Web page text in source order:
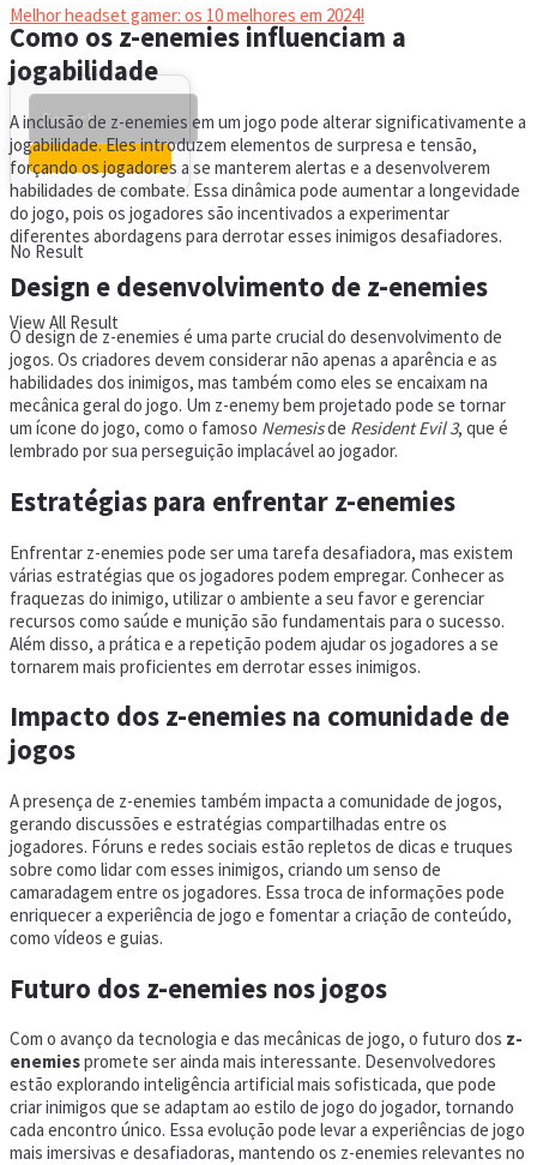
Melhor headset gamer: os 10 melhores em 2024!
No Result
View All Result
Como os z-enemies influenciam a
jogabilidade
A inclusão de z-enemies em um jogo pode alterar significativamente a
jogabilidade. Eles introduzem elementos de surpresa e tensão,
forçando os jogadores a se manterem alertas e a desenvolverem
habilidades de combate. Essa dinâmica pode aumentar a longevidade
do jogo, pois os jogadores são incentivados a experimentar
diferentes abordagens para derrotar esses inimigos desafiadores.
Design e desenvolvimento de z-enemies
O design de z-enemies é uma parte crucial do desenvolvimento de
jogos. Os criadores devem considerar não apenas a aparência e as
habilidades dos inimigos, mas também como eles se encaixam na
mecânica geral do jogo. Um z-enemy bem projetado pode se tornar
um ícone do jogo, como o famoso Nemesisde Resident Evil 3, que é
lembrado por sua perseguição implacável ao jogador.
Estratégias para enfrentar z-enemies
Enfrentar z-enemies pode ser uma tarefa desafiadora, mas existem
várias estratégias que os jogadores podem empregar. Conhecer as
fraquezas do inimigo, utilizar o ambiente a seu favor e gerenciar
recursos como saúde e munição são fundamentais para o sucesso.
Além disso, a prática e a repetição podem ajudar os jogadores a se
tornarem mais proficientes em derrotar esses inimigos.
Impacto dos z-enemies na comunidade de
jogos
A presença de z-enemies também impacta a comunidade de jogos,
gerando discussões e estratégias compartilhadas entre os
jogadores. Fóruns e redes sociais estão repletos de dicas e truques
sobre como lidar com esses inimigos, criando um senso de
camaradagem entre os jogadores. Essa troca de informações pode
enriquecer a experiência de jogo e fomentar a criação de conteúdo,
como vídeos e guias.
Futuro dos z-enemies nos jogos
Com o avanço da tecnologia e das mecânicas de jogo, o futuro dos z-
enemiespromete ser ainda mais interessante. Desenvolvedores
estão explorando inteligência artificial mais sofisticada, que pode
criar inimigos que se adaptam ao estilo de jogo do jogador, tornando
cada encontro único. Essa evolução pode levar a experiências de jogo
mais imersivas e desafiadoras, mantendo os z-enemies relevantes no